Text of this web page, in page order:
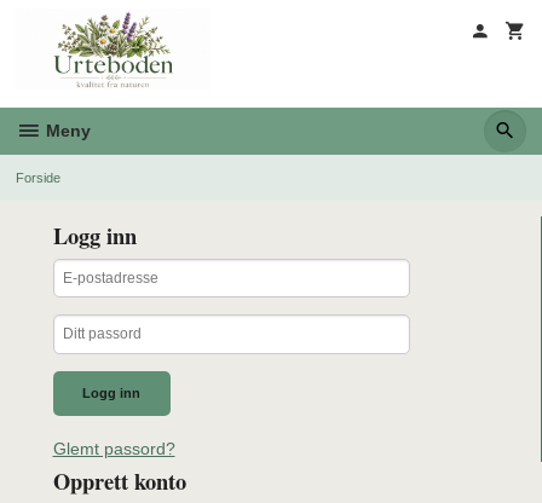
innholdet
Meny
Forside
Logg inn
Glemt passord?
Opprett konto